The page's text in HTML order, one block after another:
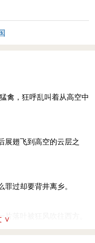
禽，狂呼乱叫着从高空中
展翅飞到高空的云层之
过却要背井离乡。
片落叶被狂风吹往西方。
∨